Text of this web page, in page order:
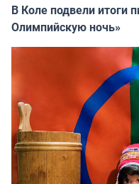
В Коле подвели итоги
Олимпийскую ночь»